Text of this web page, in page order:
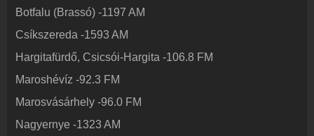
Kapcsolat
Írj nekünk!
Rádiós partnerek
Rádió beágyazás
Készítés lépésről lépésre
Botfalu (Brassó) -1197 AM
Csíkszereda -1593 AM
Hargitafürdő, Csicsói-Hargita -106.8 FM
Maroshévíz -92.3 FM
Marosvásárhely -96.0 FM
Nagyernye -1323 AM